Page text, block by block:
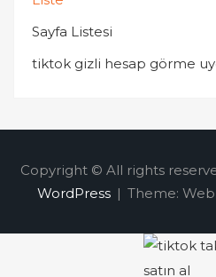
Sayfa Listesi
tiktok gizli hesap görme
Copyright © All rights
WordPress | Theme: